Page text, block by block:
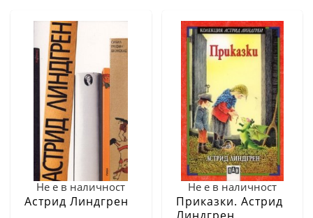
Не е в наличност
Астрид Линдгрен
Не е в наличност
Приказки. Астрид